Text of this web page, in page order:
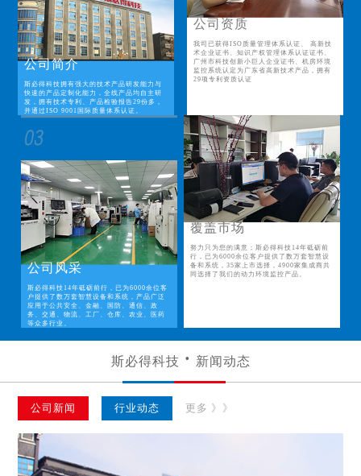
公司简介
斯必得科技拥有强大的技术产品研发能力与
快速的产品定制化能力，全线产品均自主研
发，拥有技术专利、产品检验报告29份多，
并通过ISO 9001国际质量体系认证。
公司资质
我司已获得ISO质量管理体系认证、 高新技
术企业证书、知识产权管理体系认证证书、
广州市科技创新小巨人企业证书、机房环境
监控系统认定为广东省高新技术产品，拥有
29项专利资质认证
公司风采
斯必得科技14年砥砺前行，已为6000余位客
户提供了数万套智慧设备和系统，产品广泛
应用于公共安全、金融、国防、通信、政
务、交通、物流、工厂、仓库、农业、医药
等众多行业。
覆盖市场
努力只为您的满意；斯必得科技14年砥砺前
行，已为6000余位客户提供了数万套智慧设
备和系统，35家上市选择，4900家集成商共
同选择了我们的动力环境监控产品。
斯必得科技 新闻动态
公司新闻 行业动态 更多 》》